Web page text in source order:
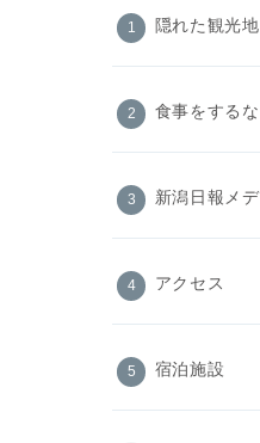
隠れた観光
食事をする
新潟日報メ
アクセス
宿泊施設